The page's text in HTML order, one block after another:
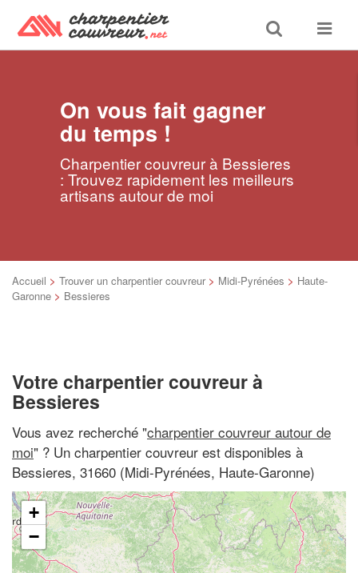
Toggle
search
Toggle
On vous fait gagner
du temps !
Charpentier couvreur à Bessieres
: Trouvez rapidement les meilleurs
artisans autour de moi
Accueil > Trouver un charpentier couvreur > Midi-Pyrénées > Haute-
Garonne > Bessieres
Votre charpentier couvreur à
Bessieres
Vous avez recherché "charpentier couvreur autour de
moi" ? Un charpentier couvreur est disponibles à
Bessieres, 31660 (Midi-Pyrénées, Haute-Garonne)
+
−